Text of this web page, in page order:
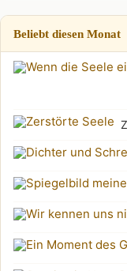
Beliebt diesen Monat